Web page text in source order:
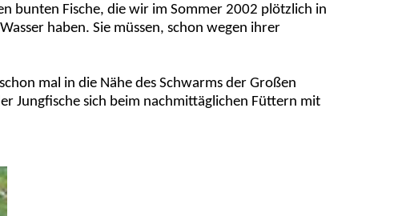
bunten Fische, die wir im Sommer 2002 plötzlich in
haben. Sie müssen, schon wegen ihrer
mal in die Nähe des Schwarms der Großen
Jungfische sich beim nachmittäglichen Füttern mit